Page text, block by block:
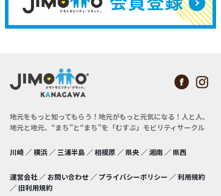
地元をもっと知ってもらう！地元がもっと元気になる！ 人と人、
地元と地元、“まち”と“まち”を「むすぶ」モビリティサークル
川崎 ／横浜 ／ 三浦半島 ／相模原 ／ 県央 ／湘南 ／ 県西
運営会社 ／ お問い合わせ ／ プライバシーポリシー ／利用規約
／ 旧利用規約